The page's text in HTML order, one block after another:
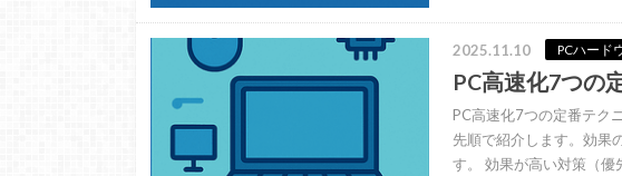
2025.11.10 PCハード
PC高速化7つの
PC高速化7つの定番テク
先順で紹介します。効果
す。 効果が高い対策（